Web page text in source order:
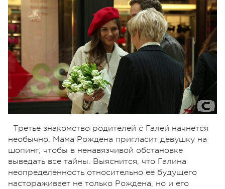
Третье знакомство родителей с Галей начнется
необычно. Мама Рождена пригласит девушку на
шопинг, чтобы в ненавязчивой обстановке
выведать все тайны. Выяснится, что Галина
неопределенность относительно ее будущего
настораживает не только Рождена, но и его